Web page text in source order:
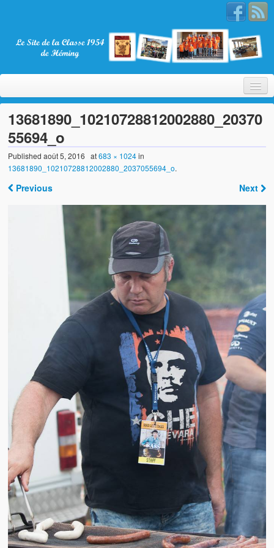
Bienvenue
La Classe 1954
Les membres
Nos partenaires
Salon multi-collections
Autres animations
La fête foraine
Les aubades
Où se trouve Héming ?
Photos
20 ans, ça se fête ! Souvenirs de 2009…
2014, les 25 ans de l’association
17/05/2015 : LA vidéo souvenir 2015
17/05/2015 : Tous nos membres étaient en action
17/05/2015 : 127 brocanteurs vous attendaient
13681890_10210728812002880_20370
55694_o
Publishedaoût 5, 2016 at683 × 1024in
13681890_10210728812002880_2037055694_o.
Previous Next